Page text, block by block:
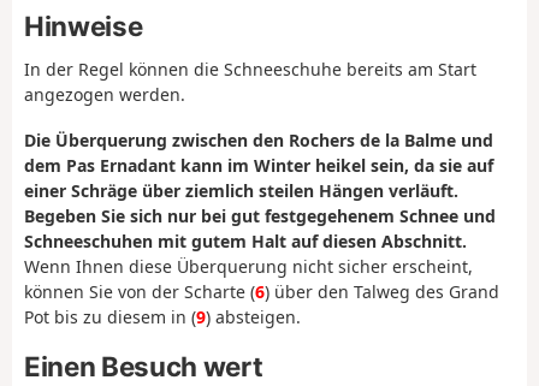
Hinweise
In der Regel können die Schneeschuhe bereits am Start
angezogen werden.
Die Überquerung zwischen den Rochers de la Balme und
dem Pas Ernadant kann im Winter heikel sein, da sie auf
einer Schräge über ziemlich steilen Hängen verläuft.
Begeben Sie sich nur bei gut festgegehenem Schnee und
Schneeschuhen mit gutem Halt auf diesen Abschnitt.
Wenn Ihnen diese Überquerung nicht sicher erscheint,
können Sie von der Scharte (6) über den Talweg des Grand
Pot bis zu diesem in (9) absteigen.
Einen Besuch wert